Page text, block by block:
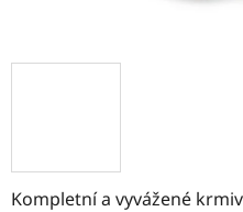
Kompletní a vyvážené